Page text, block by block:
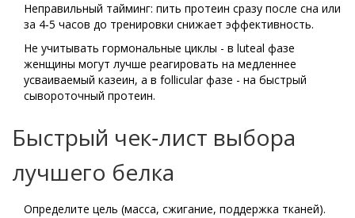
Неправильный тайминг: пить протеин сразу после сна или
за 4‑5 часов до тренировки снижает эффективность.
Не учитывать гормональные циклы - в luteal фазе
женщины могут лучше реагировать на медленнее
усваиваемый казеин, а в follicular фазе - на быстрый
сывороточный протеин.
Быстрый чек‑лист выбора
лучшего белка
Определите цель (масса, сжигание, поддержка тканей).